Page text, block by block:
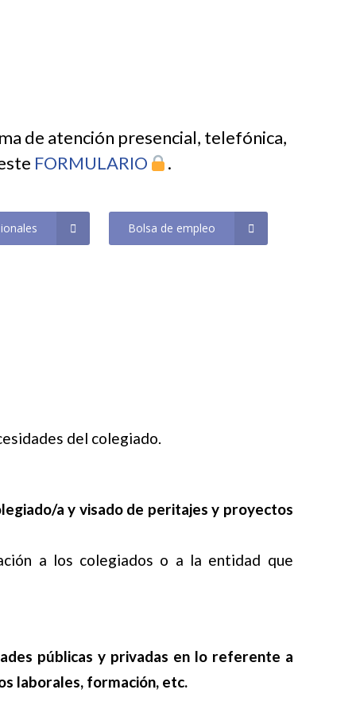
de atención presencial, telefónica,
FORMULARIO .
Bolsa de empleo
del colegiado.
a y visado de peritajes y proyectos
a los colegiados o a la entidad que
públicas y privadas en lo referente a
laborales, formación, etc.